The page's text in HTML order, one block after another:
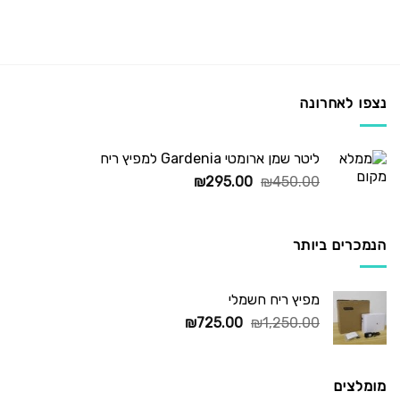
נצפו לאחרונה
ליטר שמן ארומטי Gardenia למפיץ ריח
₪450.00
המחיר
₪295.00
המחיר
הנמכרים ביותר
מפיץ ריח חשמלי
₪1,250.00
המחיר
₪725.00
המחיר
מומלצים